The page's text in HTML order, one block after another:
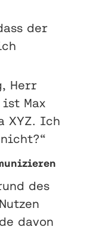
der
Herr
ist Max
XYZ. Ich
des
davon